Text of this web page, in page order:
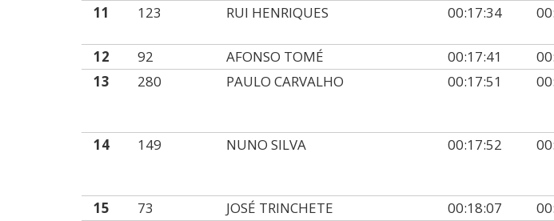
11
123 RUI HENRIQUES 00:17:34
12 92 AFONSO TOMÉ 00:17:41
13
280 PAULO CARVALHO 00:17:51
14 149 NUNO SILVA 00:17:52
15 73 JOSÉ TRINCHETE 00:18:07